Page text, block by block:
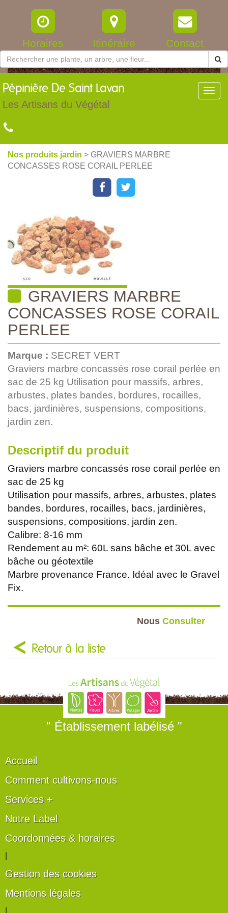
Horaires Itinéraire Contact
Pépinière De Saint Lavan
Les Artisans du Végétal
Nos produits jardin > GRAVIERS MARBRE
CONCASSES ROSE CORAIL PERLEE
GRAVIERS MARBRE
CONCASSES ROSE CORAIL
PERLEE
Marque : SECRET VERT
Graviers marbre concassés rose corail perlée en
sac de 25 kg Utilisation pour massifs, arbres,
arbustes, plates bandes, bordures, rocailles,
bacs, jardinières, suspensions, compositions,
jardin zen.
Descriptif du produit
Graviers marbre concassés rose corail perlée en
sac de 25 kg
Utilisation pour massifs, arbres, arbustes, plates
bandes, bordures, rocailles, bacs, jardinières,
suspensions, compositions, jardin zen.
Calibre: 8-16 mm
Rendement au m²: 60L sans bâche et 30L avec
bâche ou géotextile
Marbre provenance France. Idéal avec le Gravel
Fix.
Nous Consulter
Retour à la liste
" Établissement labélisé "
Accueil
Comment cultivons-nous
Services +
Notre Label
Coordonnées & horaires
Gestion des cookies
Mentions légales